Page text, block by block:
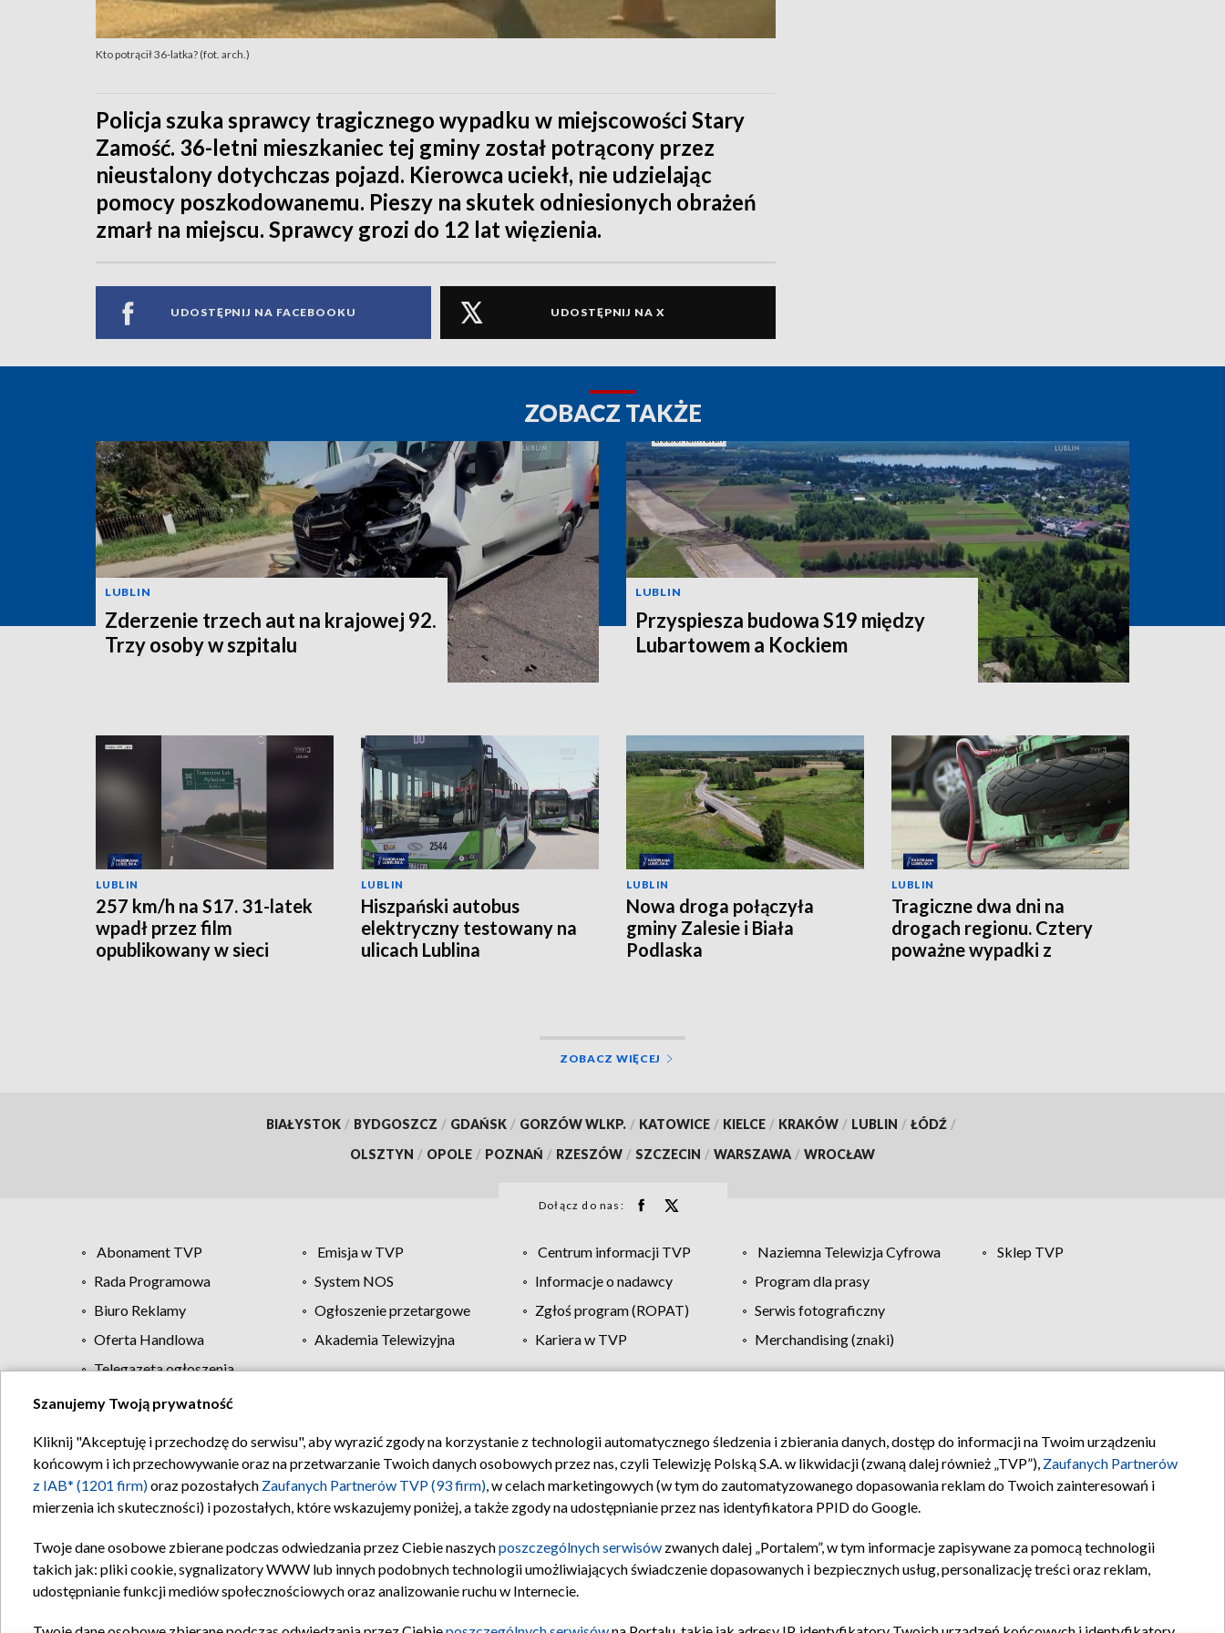
Kto potrącił 36-latka? (fot. arch.)
Policja szuka sprawcy tragicznego wypadku w miejscowości Stary
Zamość. 36-letni mieszkaniec tej gminy został potrącony przez
nieustalony dotychczas pojazd. Kierowca uciekł, nie udzielając
pomocy poszkodowanemu. Pieszy na skutek odniesionych obrażeń
zmarł na miejscu. Sprawcy grozi do 12 lat więzienia.
UDOSTĘPNIJ NA FACEBOOKU UDOSTĘPNIJ NA X
ZOBACZ TAKŻE
LUBLIN
Zderzenie trzech aut na krajowej 92.
Trzy osoby w szpitalu
LUBLIN
Przyspiesza budowa S19 między
Lubartowem a Kockiem
LUBLIN
257 km/h na S17. 31-latek
wpadł przez film
opublikowany w sieci
LUBLIN
Hiszpański autobus
elektryczny testowany na
ulicach Lublina
LUBLIN
Nowa droga połączyła
gminy Zalesie i Biała
Podlaska
LUBLIN
Tragiczne dwa dni na
drogach regionu. Cztery
poważne wypadki z
ZOBACZ WIĘCEJ
BIAŁYSTOK / BYDGOSZCZ / GDAŃSK / GORZÓW WLKP. / KATOWICE / KIELCE / KRAKÓW / LUBLIN / ŁÓDŹ /
OLSZTYN / OPOLE / POZNAŃ / RZESZÓW / SZCZECIN / WARSZAWA / WROCŁAW
Dołącz do nas:
Abonament TVP Emisja w TVP Centrum informacji TVP Naziemna Telewizja Cyfrowa
Sklep TVP
Rada Programowa
System NOS Informacje o nadawcy
Program dla prasy
Biuro Reklamy
Ogłoszenie przetargowe Zgłoś program (ROPAT)
Serwis fotograficzny
Oferta Handlowa
Akademia Telewizyjna Kariera w TVP
Merchandising (znaki)
Telegazeta ogłoszenia
Regulamin TVP Polityka prywatności Moje zgody Pomoc Biuro reklamy Kontakt
Szanujemy Twoją prywatność
Kliknij "Akceptuję i przechodzę do serwisu", aby wyrazić zgody na korzystanie z technologii automatycznego śledzenia i zbierania danych, dostęp do informacji na Twoim urządzeniu
końcowym i ich przechowywanie oraz na przetwarzanie Twoich danych osobowych przez nas, czyli Telewizję Polską S.A. w likwidacji (zwaną dalej również „TVP”), Zaufanych Partnerów
z IAB* (1201 firm)oraz pozostałych Zaufanych Partnerów TVP (93 firm), w celach marketingowych (w tym do zautomatyzowanego dopasowania reklam do Twoich zainteresowań i
mierzenia ich skuteczności) i pozostałych, które wskazujemy poniżej, a także zgody na udostępnianie przez nas identyfikatora PPID do Google.
Twoje dane osobowe zbierane podczas odwiedzania przez Ciebie naszychposzczególnych serwisów zwanych dalej „Portalem”, w tym informacje zapisywane za pomocą technologii
takich jak: pliki cookie, sygnalizatory WWW lub innych podobnych technologii umożliwiających świadczenie dopasowanych i bezpiecznych usług, personalizację treści oraz reklam,
udostępnianie funkcji mediów społecznościowych oraz analizowanie ruchu w Internecie.